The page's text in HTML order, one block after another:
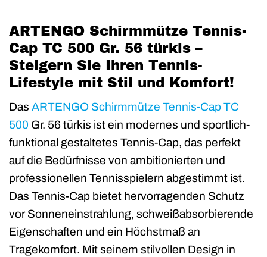
ARTENGO Schirmmütze Tennis-
Cap TC 500 Gr. 56 türkis –
Steigern Sie Ihren Tennis-
Lifestyle mit Stil und Komfort!
Das ARTENGO Schirmmütze Tennis-Cap TC
500 Gr. 56 türkis ist ein modernes und sportlich-
funktional gestaltetes Tennis-Cap, das perfekt
auf die Bedürfnisse von ambitionierten und
professionellen Tennisspielern abgestimmt ist.
Das Tennis-Cap bietet hervorragenden Schutz
vor Sonneneinstrahlung, schweißabsorbierende
Eigenschaften und ein Höchstmaß an
Tragekomfort. Mit seinem stilvollen Design in